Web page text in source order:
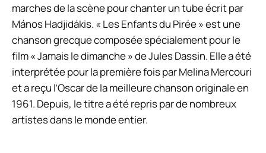
marches de la scène pour chanter un tube écrit par
Mános Hadjidákis. « Les Enfants du Pirée » est une
chanson grecque composée spécialement pour le
film « Jamais le dimanche » de Jules Dassin. Elle a été
interprétée pour la première fois par Melina Mercouri
et a reçu l’Oscar de la meilleure chanson originale en
1961. Depuis, le titre a été repris par de nombreux
artistes dans le monde entier.